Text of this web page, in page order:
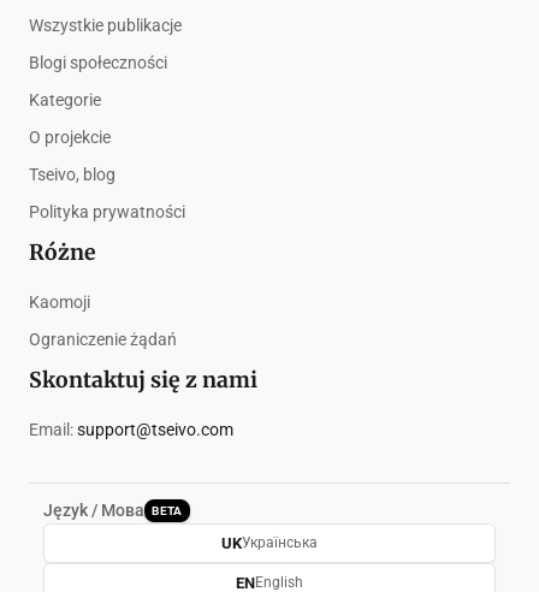
Wszystkie publikacje
Blogi społeczności
Kategorie
O projekcie
Tseivo, blog
Polityka prywatności
Różne
Kaomoji
Ograniczenie żądań
Skontaktuj się z nami
Email:support@tseivo.com
Język / Мова BETA
UKУкраїнська
ENEnglish